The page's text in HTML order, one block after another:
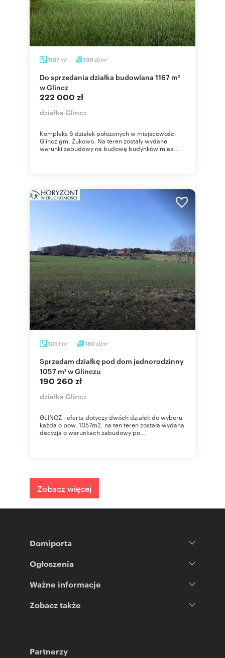
1167 m2 190zł/m2
Do sprzedania działka budowlana 1167 m²
w Glincz
222 000 zł
działka Glincz
Kompleks 6 działek położonych w miejscowości
Glincz gm. Żukowo. Na teren zostały wydane
warunki zabudowy na budowę budynków mies...
1057 m2 180zł/m2
Sprzedam działkę pod dom jednorodzinny
1057 m² w Glinczu
190 260 zł
działka Glincz
GLINCZ - oferta dotyczy dwóch działek do wyboru
każda o pow. 1057m2, na ten teren została wydana
decyzja o warunkach zabudowy po...
Zobacz więcej
Domiporta
Ogłoszenia
Ważne informacje
Zobacz także
Partnerzy